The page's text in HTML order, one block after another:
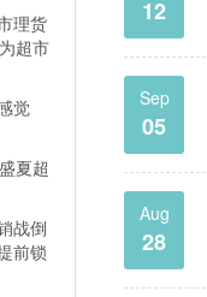
理货
超市
觉
夏超
战倒
前锁
12
Sep
05
Aug
28